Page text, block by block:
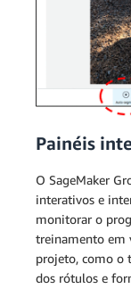
Painéis
O SageMaker
interativos e
monitorar o
treinamento em
projeto, como o
dos rótulos e